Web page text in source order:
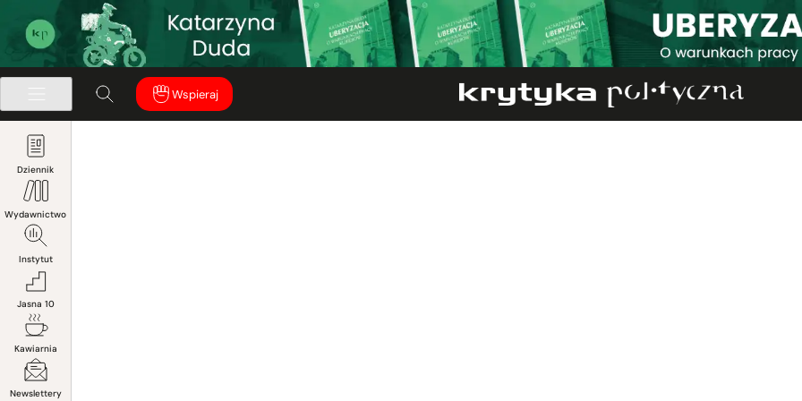
Wspieraj
Dziennik
Wydawnictwo
Instytut
Jasna 10
Kawiarnia
Newslettery